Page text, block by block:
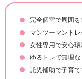
完全個室で周囲
マンツーマント
女性専用で安心環
ゆるトレで無理な
託児補助で子育て